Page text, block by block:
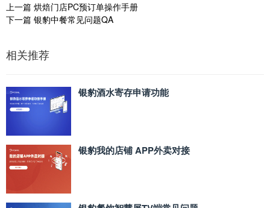
上一篇 烘焙门店PC预订单操作手册
下一篇 银豹中餐常见问题QA
相关推荐
银豹酒水寄存申请功能
银豹我的店铺 APP外卖对接